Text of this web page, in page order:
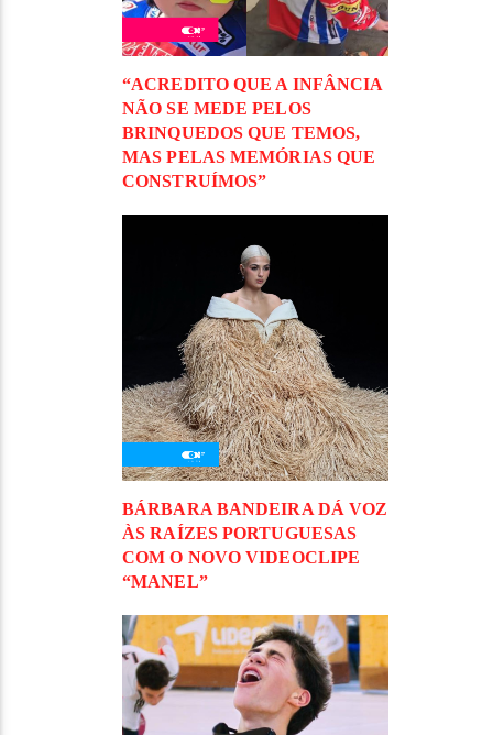
“ACREDITO QUE A INFÂNCIA
NÃO SE MEDE PELOS
BRINQUEDOS QUE TEMOS,
MAS PELAS MEMÓRIAS QUE
CONSTRUÍMOS”
BÁRBARA BANDEIRA DÁ VOZ
ÀS RAÍZES PORTUGUESAS
COM O NOVO VIDEOCLIPE
“MANEL”